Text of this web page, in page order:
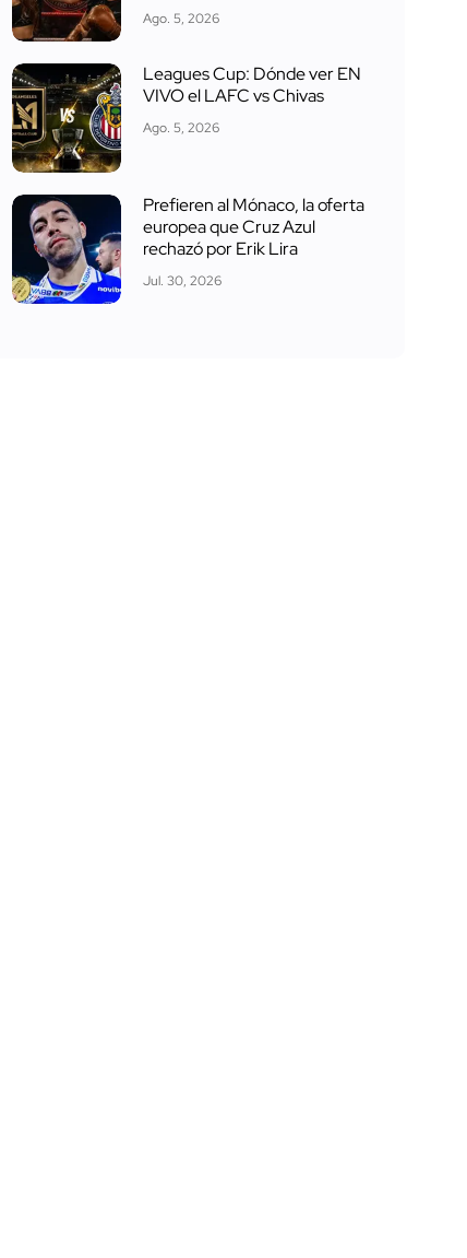
Ago. 5, 2026
Leagues Cup: Dónde ver EN
VIVO el LAFC vs Chivas
Ago. 5, 2026
Prefieren al Mónaco, la oferta
europea que Cruz Azul
rechazó por Erik Lira
Jul. 30, 2026